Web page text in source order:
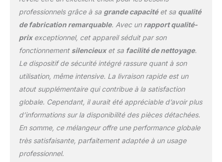
professionnels grâce à sa grande capacitéet sa qualité
de fabrication remarquable. Avec un rapport qualité-
prixexceptionnel, cet appareil séduit par son
fonctionnement silencieuxet sa facilité de nettoyage.
Le dispositif de sécurité intégré rassure quant à son
utilisation, même intensive. La livraison rapide est un
atout supplémentaire qui contribue à la satisfaction
globale. Cependant, il aurait été appréciable d’avoir plus
d’informations sur la disponibilité des pièces détachées.
En somme, ce mélangeur offre une performance globale
très satisfaisante, parfaitement adaptée à un usage
professionnel.